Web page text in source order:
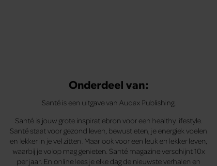
Onderdeel van:
Santé is een uitgave van Audax Publishing.
Santé is jouw grote inspiratiebron voor een healthy lifestyle.
Santé staat voor gezond leven, bewust eten, je energiek voelen
en lekker in je vel zitten. Maar ook voor een leuk en lekker leven,
waarbij je volop mag genieten. Santé magazine verschijnt 10x
per jaar. En online lees je elke dag de nieuwste verhalen en